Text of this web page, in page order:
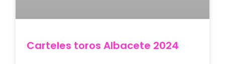
Carteles toros Albacete 2024